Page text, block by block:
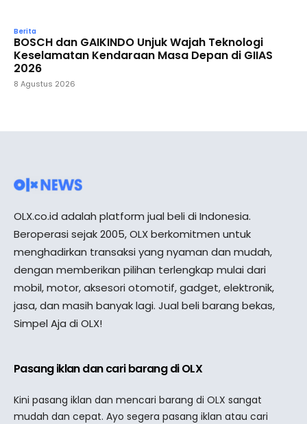
Berita
BOSCH dan GAIKINDO Unjuk Wajah Teknologi
Keselamatan Kendaraan Masa Depan di GIIAS
2026
8 Agustus 2026
OLX.co.id adalah platform jual beli di Indonesia.
Beroperasi sejak 2005, OLX berkomitmen untuk
menghadirkan transaksi yang nyaman dan mudah,
dengan memberikan pilihan terlengkap mulai dari
mobil, motor, aksesori otomotif, gadget, elektronik,
jasa, dan masih banyak lagi. Jual beli barang bekas,
Simpel Aja di OLX!
Pasang iklan dan cari barang di OLX
Kini pasang iklan dan mencari barang di OLX sangat
mudah dan cepat. Ayo segera pasang iklan atau cari